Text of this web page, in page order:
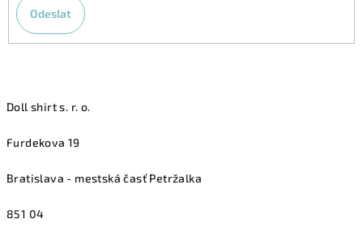
Odeslat
Doll shirt s. r. o.
Furdekova 19
Bratislava - mestská časť Petržalka
851 04